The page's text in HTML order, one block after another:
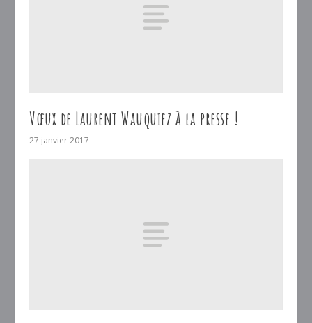
Vœux de Laurent Wauquiez à la presse !
27 janvier 2017